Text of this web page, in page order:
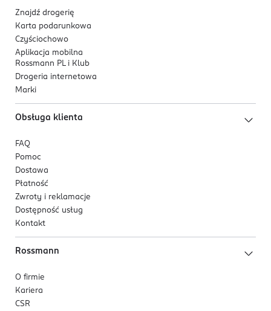
Znajdź drogerię
Karta podarunkowa
Czyściochowo
Aplikacja mobilna
Rossmann PL i Klub
Drogeria internetowa
Marki
Obsługa klienta
FAQ
Pomoc
Dostawa
Płatność
Zwroty i reklamacje
Dostępność usług
Kontakt
Rossmann
O firmie
Kariera
CSR